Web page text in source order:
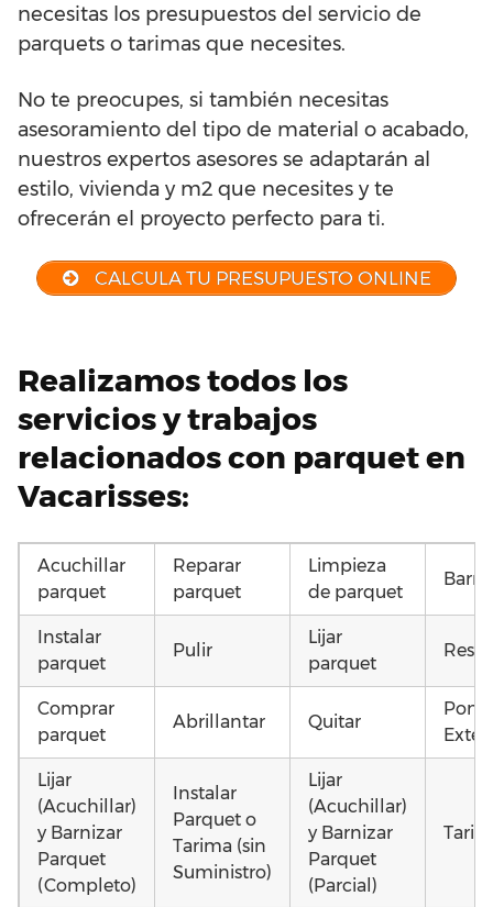
necesitas los presupuestos del servicio de
parquets o tarimas que necesites.
No te preocupes, si también necesitas
asesoramiento del tipo de material o acabado,
nuestros expertos asesores se adaptarán al
estilo, vivienda y m2 que necesites y te
ofrecerán el proyecto perfecto para ti.
CALCULA TU PRESUPUESTO ONLINE
Realizamos todos los
servicios y trabajos
relacionados con parquet en
Vacarisses:
Acuchillar
parquet
Reparar
parquet
Limpieza
de parquet
Instalar
parquet
Pulir
Lijar
parquet
Comprar
parquet
Abrillantar Quitar
Lijar
(Acuchillar)
y Barnizar
Parquet
(Completo)
Instalar
Parquet o
Tarima (sin
Suministro)
Lijar
(Acuchillar)
y Barnizar
Parquet
(Parcial)